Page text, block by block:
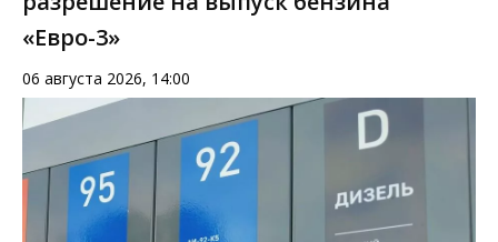
«Евро-3»
06 августа 2026, 14:00